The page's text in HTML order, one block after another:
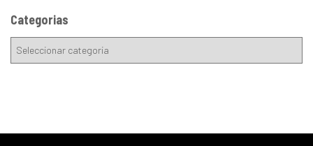
Categorias